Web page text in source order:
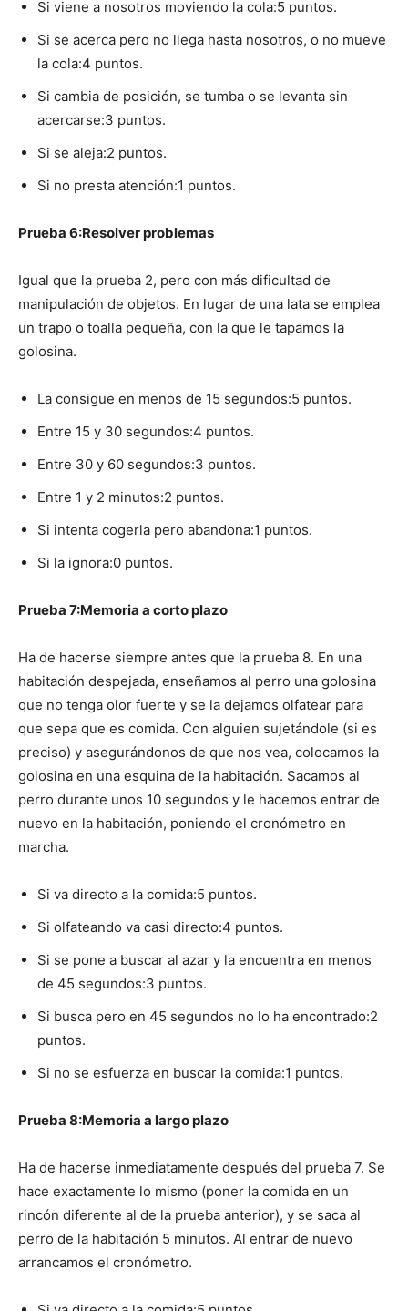
Si viene a nosotros moviendo la cola:5 puntos.
Si se acerca pero no llega hasta nosotros, o no mueve
la cola:4 puntos.
Si cambia de posición, se tumba o se levanta sin
acercarse:3 puntos.
Si se aleja:2 puntos.
Si no presta atención:1 puntos.
Prueba 6:Resolver problemas
Igual que la prueba 2, pero con más dificultad de
manipulación de objetos. En lugar de una lata se emplea
un trapo o toalla pequeña, con la que le tapamos la
golosina.
La consigue en menos de 15 segundos:5 puntos.
Entre 15 y 30 segundos:4 puntos.
Entre 30 y 60 segundos:3 puntos.
Entre 1 y 2 minutos:2 puntos.
Si intenta cogerla pero abandona:1 puntos.
Si la ignora:0 puntos.
Prueba 7:Memoria a corto plazo
Ha de hacerse siempre antes que la prueba 8. En una
habitación despejada, enseñamos al perro una golosina
que no tenga olor fuerte y se la dejamos olfatear para
que sepa que es comida. Con alguien sujetándole (si es
preciso) y asegurándonos de que nos vea, colocamos la
golosina en una esquina de la habitación. Sacamos al
perro durante unos 10 segundos y le hacemos entrar de
nuevo en la habitación, poniendo el cronómetro en
marcha.
Si va directo a la comida:5 puntos.
Si olfateando va casi directo:4 puntos.
Si se pone a buscar al azar y la encuentra en menos
de 45 segundos:3 puntos.
Si busca pero en 45 segundos no lo ha encontrado:2
puntos.
Si no se esfuerza en buscar la comida:1 puntos.
Prueba 8:Memoria a largo plazo
Ha de hacerse inmediatamente después del prueba 7. Se
hace exactamente lo mismo (poner la comida en un
rincón diferente al de la prueba anterior), y se saca al
perro de la habitación 5 minutos. Al entrar de nuevo
arrancamos el cronómetro.